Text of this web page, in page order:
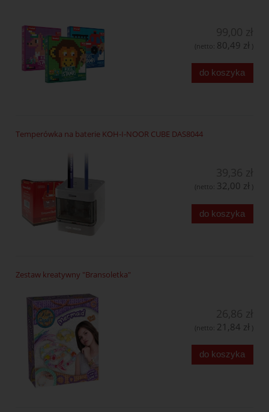
(netto: 80,49 zł )
do koszyka
Temperówka na baterie KOH-I-NOOR CUBE DAS8044
(netto: 32,00 zł )
do koszyka
Zestaw kreatywny "Bransoletka"
(netto: 21,84 zł )
do koszyka